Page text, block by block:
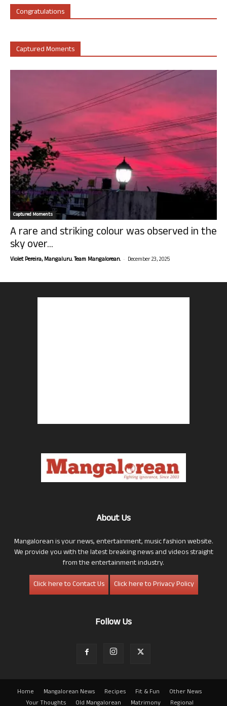
Congratulations
Captured Moments
Captured Moments
A rare and striking colour was observed in the
sky over...
Violet Pereira, Mangaluru. Team Mangalorean. - December 23, 2025
About Us
Mangalorean is your news, entertainment, music fashion website.
We provide you with the latest breaking news and videos straight
from the entertainment industry.
Click here to Contact Us
Click here to Privacy Policy
Follow Us
Home Mangalorean News Recipes Fit & Fun
Other News
Your Thoughts
Old Mangalorean Matrimony Regional